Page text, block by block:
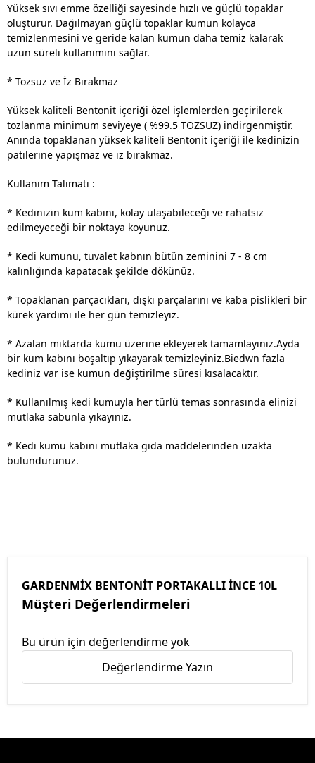
Yüksek sıvı emme özelliği sayesinde hızlı ve güçlü topaklar
oluşturur. Dağılmayan güçlü topaklar kumun kolayca
temizlenmesini ve geride kalan kumun daha temiz kalarak
uzun süreli kullanımını sağlar.
* Tozsuz ve İz Bırakmaz
Yüksek kaliteli Bentonit içeriği özel işlemlerden geçirilerek
tozlanma minimum seviyeye ( %99.5 TOZSUZ) indirgenmiştir.
Anında topaklanan yüksek kaliteli Bentonit içeriği ile kedinizin
patilerine yapışmaz ve iz bırakmaz.
Kullanım Talimatı :
* Kedinizin kum kabını, kolay ulaşabileceği ve rahatsız
edilmeyeceği bir noktaya koyunuz.
* Kedi kumunu, tuvalet kabnın bütün zeminini 7 - 8 cm
kalınlığında kapatacak şekilde dökünüz.
* Topaklanan parçacıkları, dışkı parçalarını ve kaba pislikleri bir
kürek yardımı ile her gün temizleyiz.
* Azalan miktarda kumu üzerine ekleyerek tamamlayınız.Ayda
bir kum kabını boşaltıp yıkayarak temizleyiniz.Biedwn fazla
kediniz var ise kumun değiştirilme süresi kısalacaktır.
* Kullanılmış kedi kumuyla her türlü temas sonrasında elinizi
mutlaka sabunla yıkayınız.
* Kedi kumu kabını mutlaka gıda maddelerinden uzakta
bulundurunuz.
GARDENMİX BENTONİT PORTAKALLI İNCE 10L
Müşteri Değerlendirmeleri
Bu ürün için değerlendirme yok
Değerlendirme Yazın